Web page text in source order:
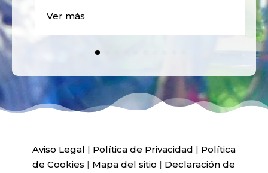
Ver más
Aviso Legal | Política de Privacidad | Política
de Cookies | Mapa del sitio | Declaración de